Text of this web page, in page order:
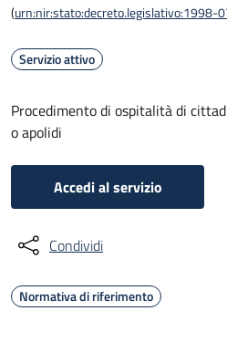
(urn:nir:stato:decreto.legislativo:1998-
Servizio attivo
Procedimento di ospitalità di
o apolidi
Accedi al servizio
Condividi
Normativa di riferimento